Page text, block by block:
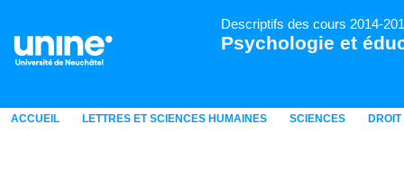
Descriptifs des cours 2014-
Psychologie et
ACCUEIL LETTRES ET SCIENCES HUMAINES SCIENCES DROIT